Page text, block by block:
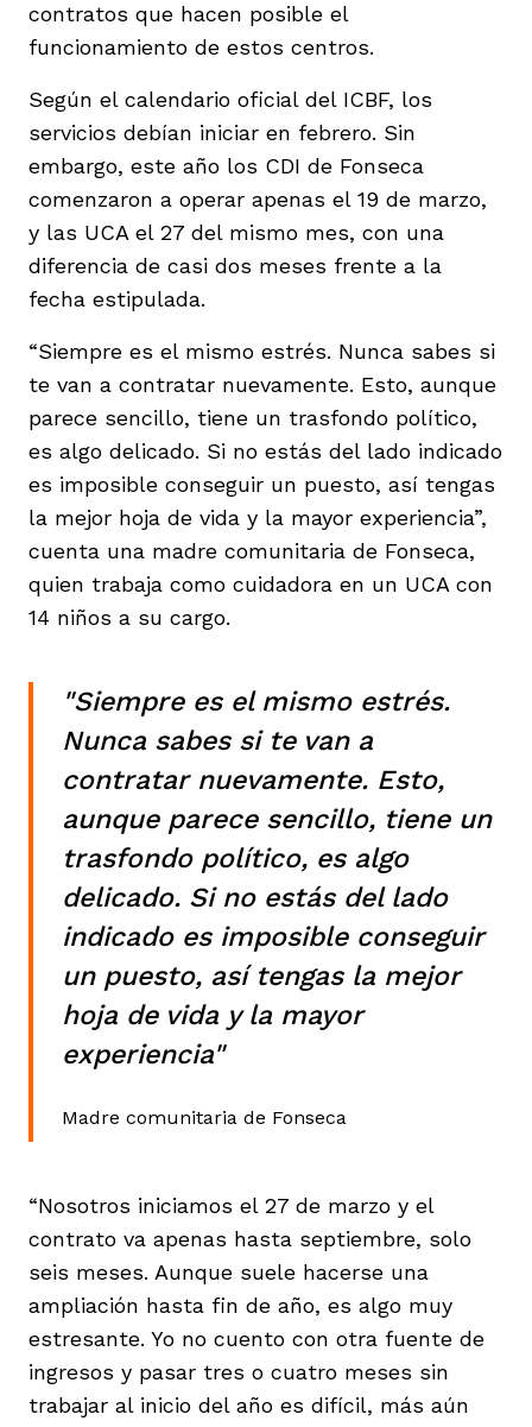
contratos que hacen posible el
funcionamiento de estos centros.
Según el calendario oficial del ICBF, los
servicios debían iniciar en febrero. Sin
embargo, este año los CDI de Fonseca
comenzaron a operar apenas el 19 de marzo,
y las UCA el 27 del mismo mes, con una
diferencia de casi dos meses frente a la
fecha estipulada.
“Siempre es el mismo estrés. Nunca sabes si
te van a contratar nuevamente. Esto, aunque
parece sencillo, tiene un trasfondo político,
es algo delicado. Si no estás del lado indicado
es imposible conseguir un puesto, así tengas
la mejor hoja de vida y la mayor experiencia”,
cuenta una madre comunitaria de Fonseca,
quien trabaja como cuidadora en un UCA con
14 niños a su cargo.
"Siempre es el mismo estrés.
Nunca sabes si te van a
contratar nuevamente. Esto,
aunque parece sencillo, tiene un
trasfondo político, es algo
delicado. Si no estás del lado
indicado es imposible conseguir
un puesto, así tengas la mejor
hoja de vida y la mayor
experiencia"
Madre comunitaria de Fonseca
“Nosotros iniciamos el 27 de marzo y el
contrato va apenas hasta septiembre, solo
seis meses. Aunque suele hacerse una
ampliación hasta fin de año, es algo muy
estresante. Yo no cuento con otra fuente de
ingresos y pasar tres o cuatro meses sin
trabajar al inicio del año es difícil, más aún